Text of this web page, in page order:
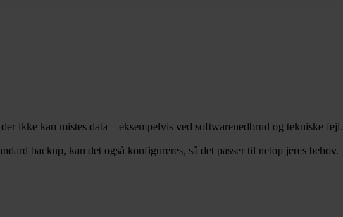
ikke kan mistes data – eksempelvis ved softwarenedbrud og tekniske fejl.
backup, kan det også konfigureres, så det passer til netop jeres behov.